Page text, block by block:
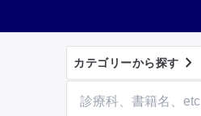
カテゴリーから探す 